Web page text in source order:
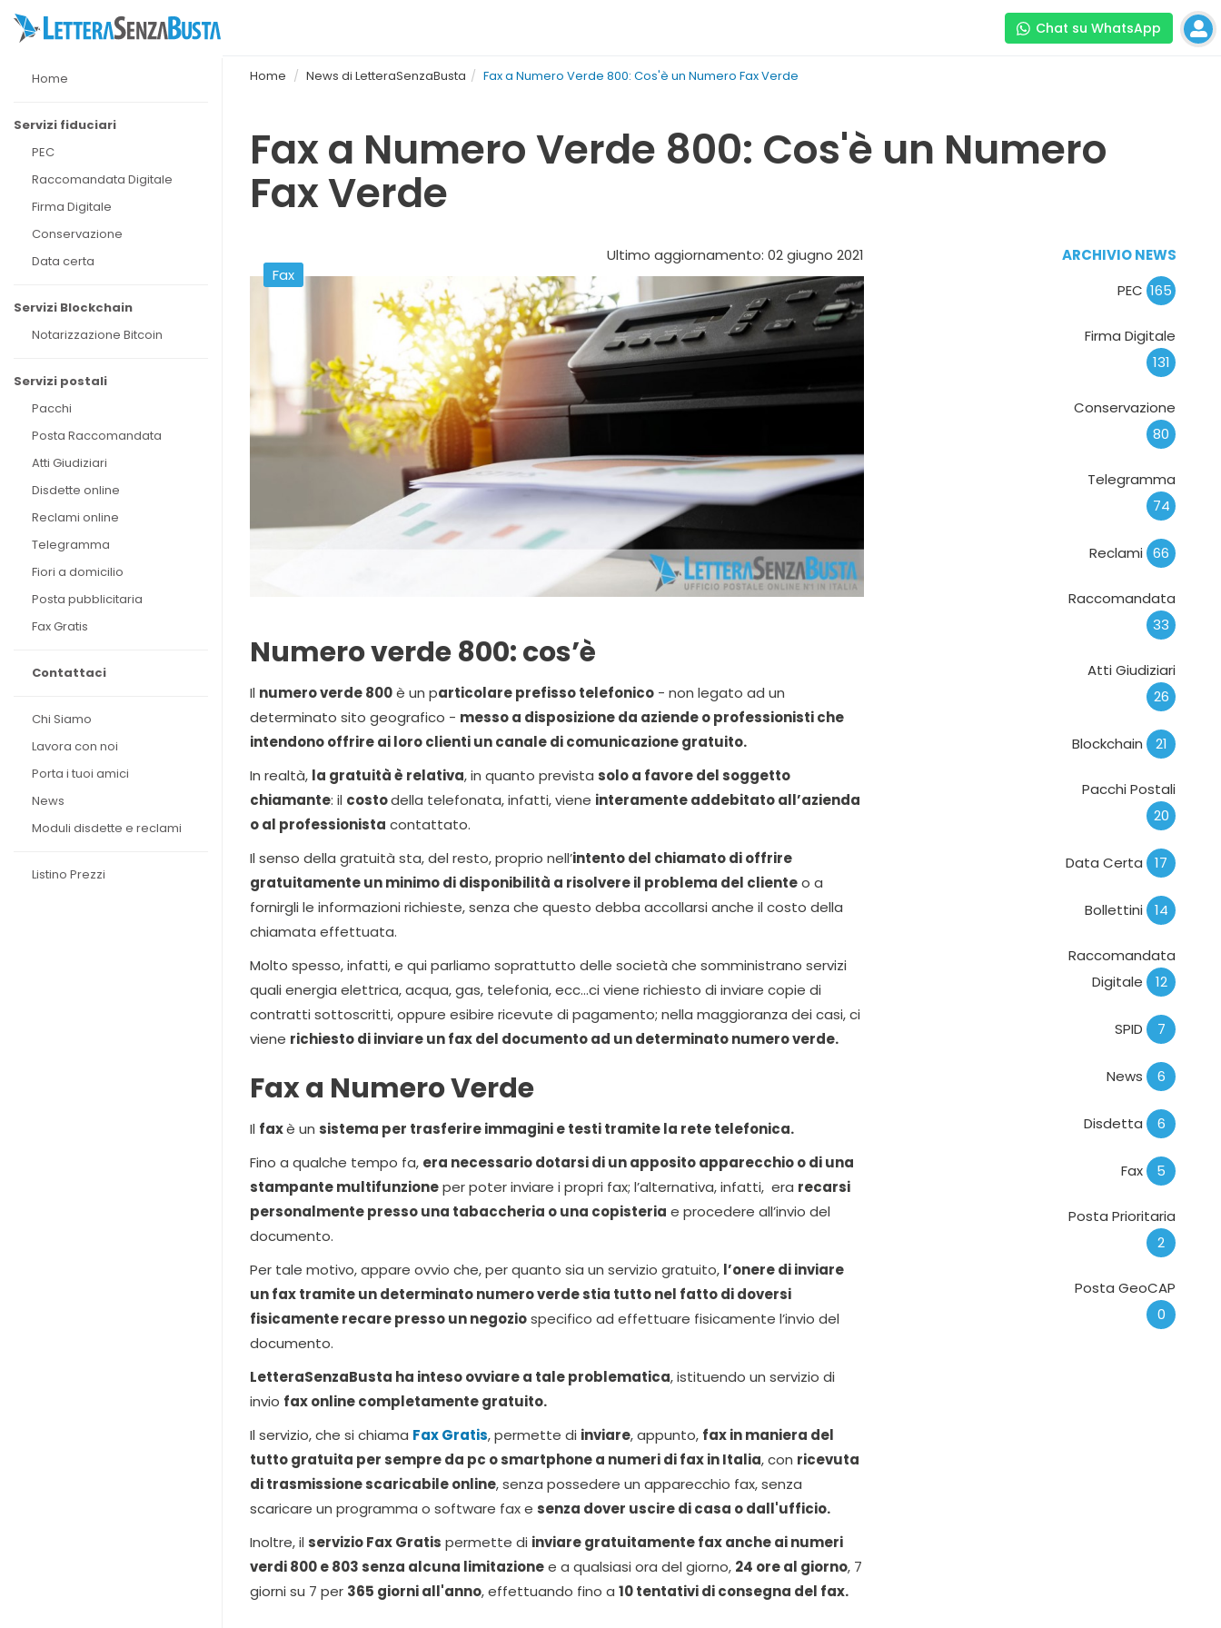
Chat su WhatsApp
Home
Servizi fiduciari
PEC
Raccomandata Digitale
Firma Digitale
Conservazione
Data certa
Servizi Blockchain
Notarizzazione Bitcoin
Servizi postali
Pacchi
Posta Raccomandata
Atti Giudiziari
Disdette online
Reclami online
Telegramma
Fiori a domicilio
Posta pubblicitaria
Fax Gratis
Contattaci
Chi Siamo
Lavora con noi
Porta i tuoi amici
News
Moduli disdette e reclami
Listino Prezzi
Home News di LetteraSenzaBusta Fax a Numero Verde 800: Cos'è un Numero Fax Verde
Fax a Numero Verde 800: Cos'è un Numero
Fax Verde
Ultimo aggiornamento: 02 giugno 2021
Fax
Numero verde 800: cos’è
Il numero verde 800è un particolare prefisso telefonico - non legato ad un
determinato sito geografico - messo a disposizione da aziende o professionisti che
intendono offrire ai loro clienti un canale di comunicazione gratuito.
In realtà, la gratuità è relativa, in quanto prevista solo a favore del soggetto
chiamante: il costodella telefonata, infatti, viene interamente addebitato all’azienda
o al professionista contattato.
Il senso della gratuità sta, del resto, proprio nell’intento del chiamato di offrire
gratuitamente un minimo di disponibilità a risolvere il problema del clienteo a
fornirgli le informazioni richieste, senza che questo debba accollarsi anche il costo della
chiamata effettuata.
Molto spesso, infatti, e qui parliamo soprattutto delle società che somministrano servizi
quali energia elettrica, acqua, gas, telefonia, ecc...ci viene richiesto di inviare copie di
contratti sottoscritti, oppure esibire ricevute di pagamento; nella maggioranza dei casi, ci
viene richiesto di inviare un fax del documento ad un determinato numero verde.
Fax a Numero Verde
Il faxè un sistema per trasferire immagini e testi tramite la rete telefonica.
Fino a qualche tempo fa, era necessario dotarsi di un apposito apparecchio o di una
stampante multifunzioneper poter inviare i propri fax; l’alternativa, infatti, era recarsi
personalmente presso una tabaccheria o una copisteria e procedere all’invio del
documento.
Per tale motivo, appare ovvio che, per quanto sia un servizio gratuito, l’onere di inviare
un fax tramite un determinato numero verde stia tutto nel fatto di doversi
fisicamente recare presso un negoziospecifico ad effettuare fisicamente l’invio del
documento.
LetteraSenzaBusta ha inteso ovviare a tale problematica, istituendo un servizio di
invio fax online completamente gratuito.
Il servizio, che si chiama Fax Gratis, permette di inviare, appunto, fax in maniera del
tutto gratuita per sempre da pc o smartphone a numeri di fax in Italia, con ricevuta
di trasmissione scaricabile online, senza possedere un apparecchio fax, senza
scaricare un programma o software fax e senza dover uscire di casa o dall'ufficio.
Inoltre, il servizio Fax Gratis permette di inviare gratuitamente fax anche ai numeri
verdi 800 e 803 senza alcuna limitazionee a qualsiasi ora del giorno, 24 ore al giorno, 7
giorni su 7 per 365 giorni all'anno, effettuando fino a 10 tentativi di consegna del fax.
ARCHIVIO NEWS
PEC 165
Firma Digitale
131
Conservazione
80
Telegramma
74
Reclami 66
Raccomandata
33
Atti Giudiziari
26
Blockchain 21
Pacchi Postali
20
Data Certa 17
Bollettini 14
Raccomandata
Digitale
12
SPID 7
News 6
Disdetta 6
Fax 5
Posta Prioritaria
2
Posta GeoCAP
0